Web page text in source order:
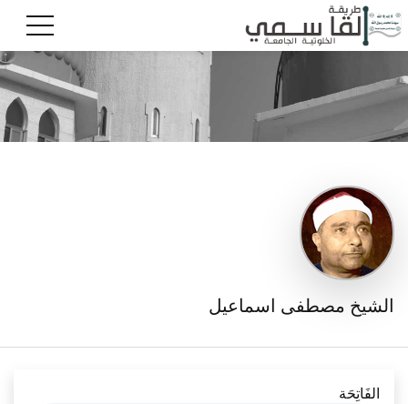
الشيخ مصطفى اسماعيل
الفَاتِحَة